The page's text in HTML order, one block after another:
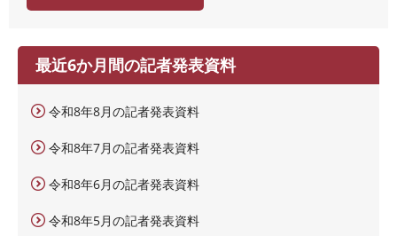
最近6か月間の記者発表資料
令和8年8月の記者発表資料
令和8年7月の記者発表資料
令和8年6月の記者発表資料
令和8年5月の記者発表資料